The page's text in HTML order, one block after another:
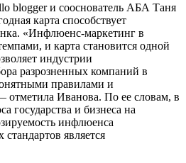
blogger и сооснователь АБА Таня
карта способствует
«Инфлюенс-маркетинг в
и карта становится одной
индустрии
разрозненных компаний в
правилами и
отметила Иванова. По ее словам, в
государства и бизнеса на
инфлюенса
является